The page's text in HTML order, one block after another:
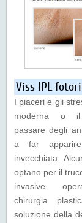
Viss IPL
I piaceri e gli
moderna o il
passare degli
a far
invecchiata.
optano per il
invasive
chirurgia
soluzione della